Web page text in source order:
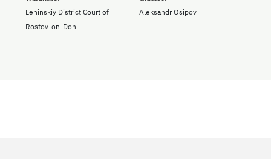
Leninskiy District Court of
Rostov-on-Don
Aleksandr Osipov